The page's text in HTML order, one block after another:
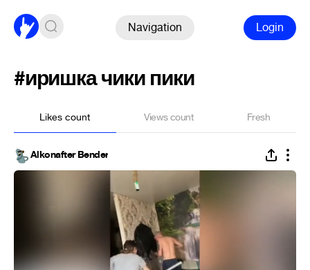
Navigation Login
#иришка чики пики
Likes count Views count Fresh
Alkonafter Bender